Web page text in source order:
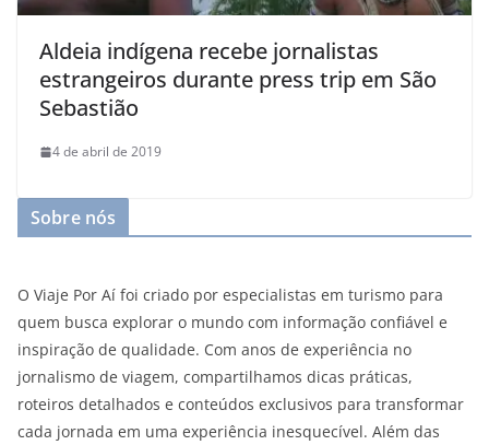
Aldeia indígena recebe jornalistas
estrangeiros durante press trip em São
Sebastião
4 de abril de 2019
Sobre nós
O Viaje Por Aí foi criado por especialistas em turismo para
quem busca explorar o mundo com informação confiável e
inspiração de qualidade. Com anos de experiência no
jornalismo de viagem, compartilhamos dicas práticas,
roteiros detalhados e conteúdos exclusivos para transformar
cada jornada em uma experiência inesquecível. Além das